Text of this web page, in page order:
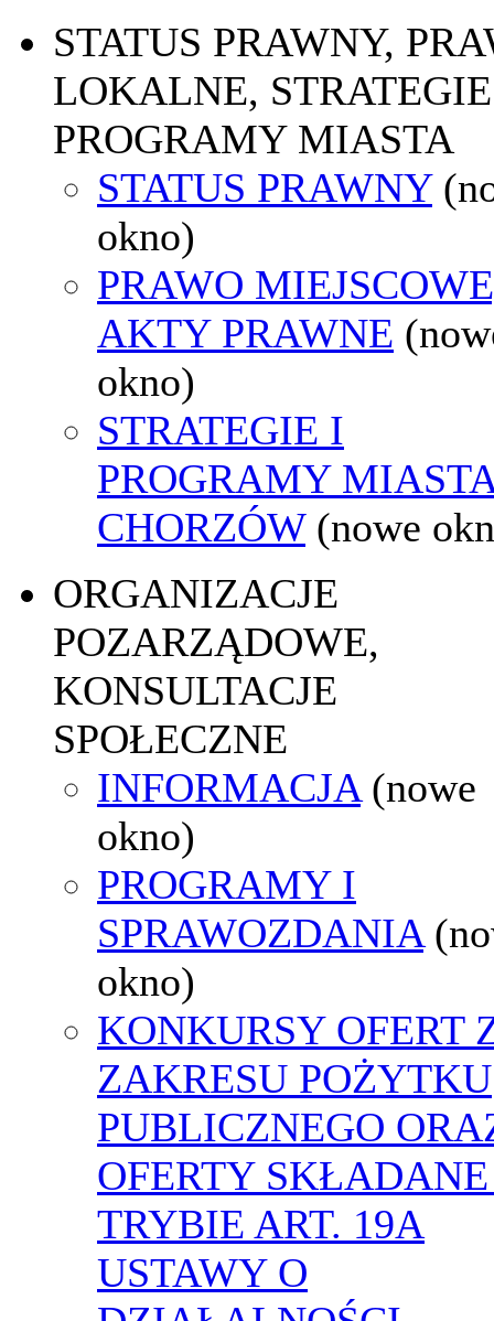
STATUS PRAWNY,
LOKALNE,
PROGRAMY MIASTA
STATUS PRAWNY
okno)
PRAWO
AKTY PRAWNE
okno)
STRATEGIE I
PROGRAMY
CHORZÓW (nowe
ORGANIZACJE
POZARZĄDOWE,
KONSULTACJE
SPOŁECZNE
INFORMACJA (nowe
okno)
PROGRAMY I
SPRAWOZDANIA
okno)
KONKURSY OFERT
ZAKRESU POŻYTKU
PUBLICZNEGO
OFERTY
TRYBIE ART. 19A
USTAWY O